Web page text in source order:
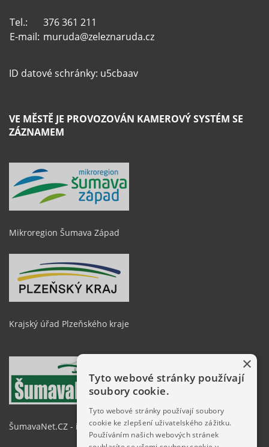
Tel.:
376 361 211
E-mail: muruda@zeleznaruda.cz
ID datové schránky: u5cbaav
VE MĚSTĚ JE PROVOZOVÁN KAMEROVÝ SYSTÉM SE
ZÁZNAMEM
Mikroregion Šumava Západ
Krajský úřad Plzeňského kraje
ŠumavaNet.CZ - informace o regionu
×
Tyto webové stránky používají
soubory cookie.
Tyto webové stránky používají soubory
cookie ke zlepšení uživatelského zážitku.
Používáním našich webových stránek